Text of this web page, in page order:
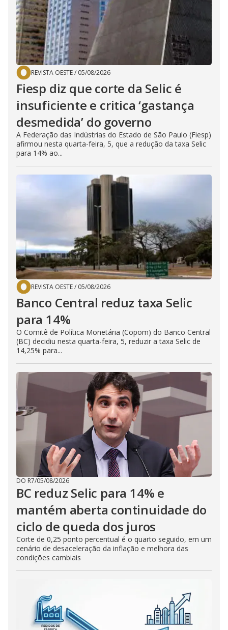
REVISTA OESTE/ 05/08/2026
Fiesp diz que corte da Selic é
insuficiente e critica ‘gastança
desmedida’ do governo
A Federação das Indústrias do Estado de São Paulo (Fiesp)
afirmou nesta quarta-feira, 5, que a redução da taxa Selic
para 14% ao...
REVISTA OESTE/ 05/08/2026
Banco Central reduz taxa Selic
para 14%
O Comitê de Política Monetária (Copom) do Banco Central
(BC) decidiu nesta quarta-feira, 5, reduzir a taxa Selic de
14,25% para...
DO R7/05/08/2026
BC reduz Selic para 14% e
mantém aberta continuidade do
ciclo de queda dos juros
Corte de 0,25 ponto percentual é o quarto seguido, em um
cenário de desaceleração da inflação e melhora das
condições cambiais